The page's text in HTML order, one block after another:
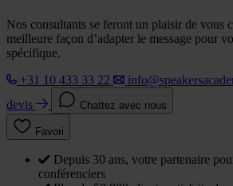
Nos consultants se feront un plaisir de vous
meilleure façon d’adapter le message pour
spécifique.
+31 10 433 33 22
devis
Chattez avec nous
Favori
Depuis 30 ans, votre partenaire
conférenciers